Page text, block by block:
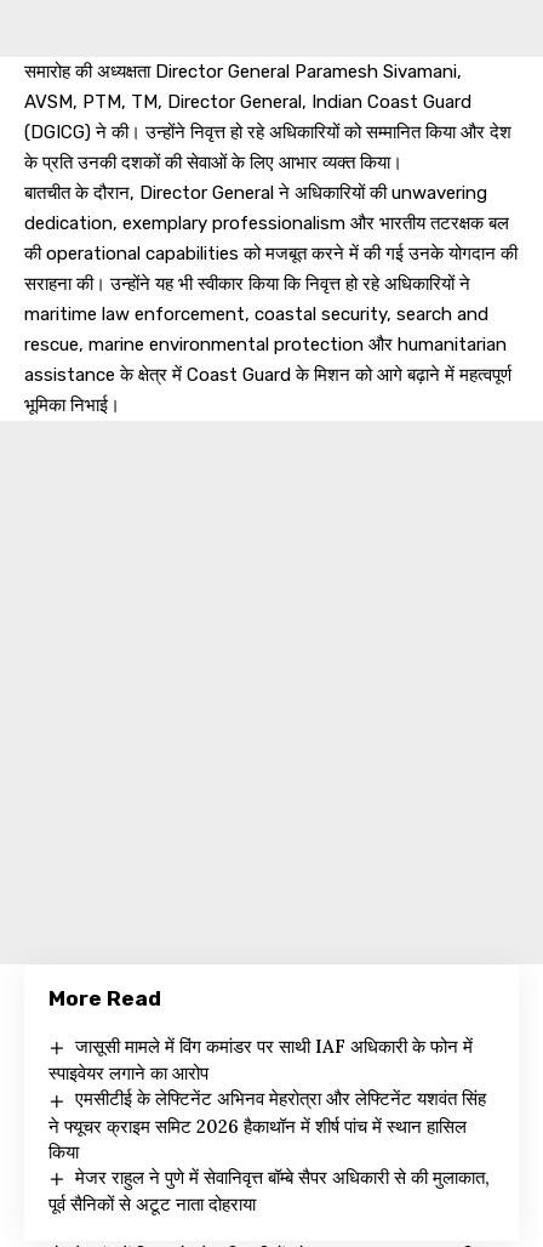
समारोह की अध्यक्षता Director General Paramesh Sivamani,
AVSM, PTM, TM, Director General, Indian Coast Guard
(DGICG) ने की। उन्होंने निवृत्त हो रहे अधिकारियों को सम्मानित किया और देश
के प्रति उनकी दशकों की सेवाओं के लिए आभार व्यक्त किया।
बातचीत के दौरान, Director General ने अधिकारियों की unwavering
dedication, exemplary professionalism और भारतीय तटरक्षक बल
की operational capabilities को मजबूत करने में की गई उनके योगदान की
सराहना की। उन्होंने यह भी स्वीकार किया कि निवृत्त हो रहे अधिकारियों ने
maritime law enforcement, coastal security, search and
rescue, marine environmental protection और humanitarian
assistance के क्षेत्र में Coast Guard के मिशन को आगे बढ़ाने में महत्वपूर्ण
भूमिका निभाई।
More Read
जासूसी मामले में विंग कमांडर पर साथी IAF अधिकारी के फोन में
स्पाइवेयर लगाने का आरोप
एमसीटीई के लेफ्टिनेंट अभिनव मेहरोत्रा और लेफ्टिनेंट यशवंत सिंह
ने फ्यूचर क्राइम समिट 2026 हैकाथॉन में शीर्ष पांच में स्थान हासिल
किया
मेजर राहुल ने पुणे में सेवानिवृत्त बॉम्बे सैपर अधिकारी से की मुलाकात,
पूर्व सैनिकों से अटूट नाता दोहराया